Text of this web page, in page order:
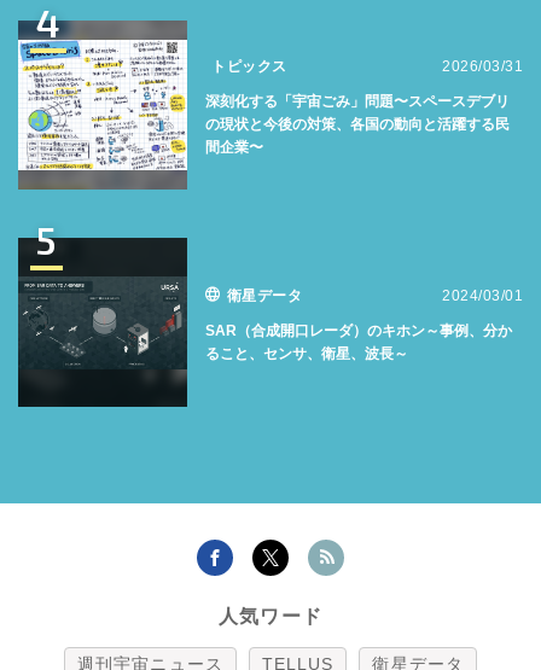
4
トピックス 2026/03/31
深刻化する「宇宙ごみ」問題〜スペースデブリ
の現状と今後の対策、各国の動向と活躍する民
間企業〜
5
衛星データ 2024/03/01
SAR（合成開口レーダ）のキホン～事例、分か
ること、センサ、衛星、波長～
人気ワード
週刊宇宙ニュース TELLUS 衛星データ